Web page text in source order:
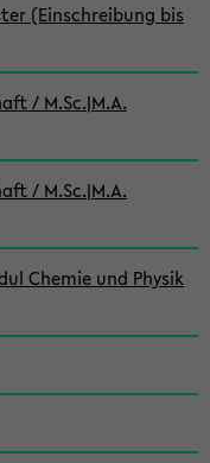
(Einschreibung bis
/ M.Sc.|M.A.
/ M.Sc.|M.A.
Chemie und Physik